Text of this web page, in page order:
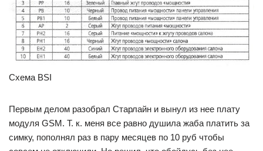
Схема BSI
Первым делом разобрал Старлайн и вынул из нее плату
модуля GSM. Т. к. меня все равно душила жаба платить за
симку, пополнял раз в пару месяцев по 10 руб чтобы